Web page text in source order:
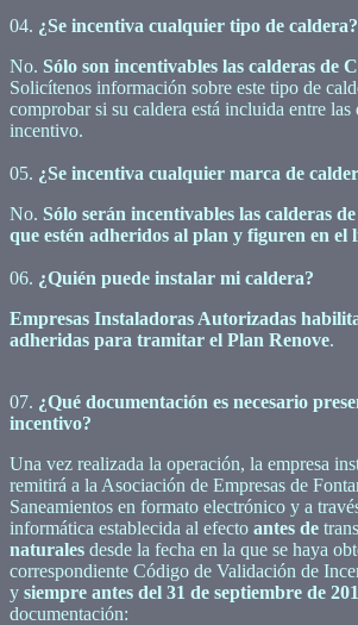
04. ¿Se incentiva cualquier tipo de caldera?
No. Sólo son incentivables las calderas de
Solicítenos información sobre este tipo de
comprobar si su caldera está incluida entre las
incentivo.
05. ¿Se incentiva cualquier marca de
No. Sólo serán incentivables las calderas
que estén adheridos al plan y figuren en el
06. ¿Quién puede instalar mi caldera?
Empresas Instaladoras Autorizadas
adheridas para tramitar el Plan Renove.
07. ¿Qué documentación es necesario
incentivo?
Una vez realizada la operación, la empresa
remitirá a la Asociación de Empresas de
Saneamientos en formato electrónico y a
informática establecida al efecto antes de
naturales desde la fecha en la que se haya
correspondiente Código de Validación de
y siempre antes del 31 de septiembre de
documentación: